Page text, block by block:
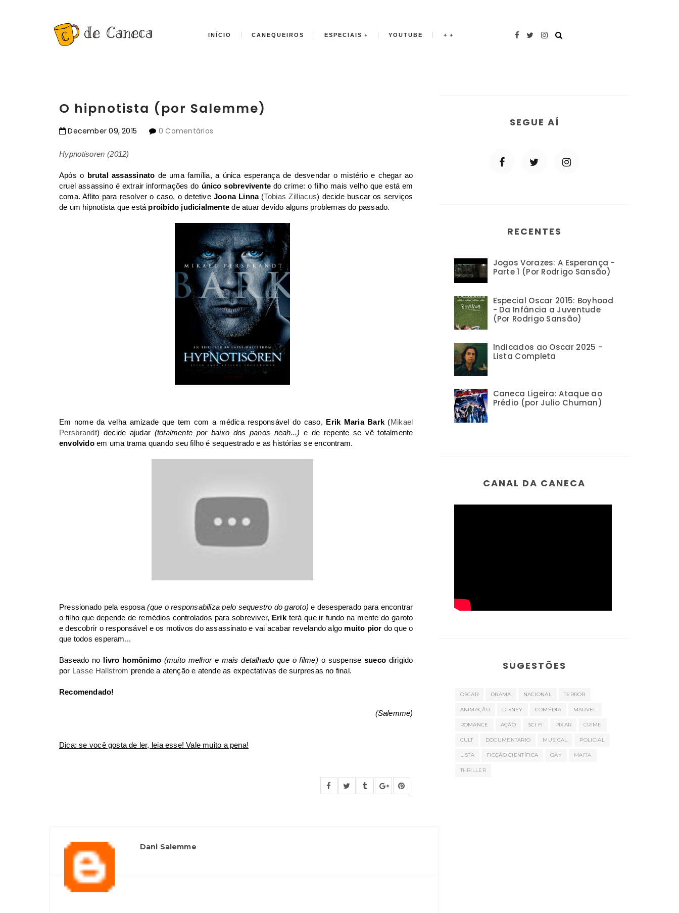
INÍCIO CANEQUEIROS ESPECIAIS YOUTUBE +
O hipnotista (por Salemme)
December 09,2015 0 Comentários
Hypnotisoren (2012)
Após o brutal assassinato de uma família, a única esperança de desvendar o mistério e chegar ao
cruel assassino é extrair informações do único sobreviventedo crime: o filho mais velho que está em
coma. Aflito para resolver o caso, o detetive Joona Linna(Tobias Zilliacus) decide buscar os serviços
de um hipnotista que está proibido judicialmente de atuar devido alguns problemas do passado.
Em nome da velha amizade que tem com a médica responsável do caso, Erik Maria Bark (Mikael
Persbrandt) decide ajudar (totalmente por baixo dos panos neah...) e de repente se vê totalmente
envolvidoem uma trama quando seu filho é sequestrado e as histórias se encontram.
Pressionado pela esposa(que o responsabiliza pelo sequestro do garoto) e desesperado para encontrar
o filho que depende de remédios controlados para sobreviver, Erikterá que ir fundo na mente do garoto
e descobrir o responsável e os motivos do assassinato e vai acabar revelando algo muito pior do que o
que todos esperam...
Baseado no livro homônimo (muito melhor e mais detalhado que o filme) o suspense sueco dirigido
por Lasse Hallstrom prende a atenção e atende as expectativas de surpresas no final.
Recomendado!
(Salemme)
Dica: se você gosta de ler, leia esse! Vale muito a pena!
Dani Salemme
SEGUE AÍ
RECENTES
Jogos Vorazes: A Esperança -
Parte 1 (Por Rodrigo Sansão)
Especial Oscar 2015: Boyhood
- Da Infância a Juventude
(Por Rodrigo Sansão)
Indicados ao Oscar 2025 -
Lista Completa
Caneca Ligeira: Ataque ao
Prédio (por Julio Chuman)
CANAL DA CANECA
SUGESTÕES
OSCAR DRAMA NACIONAL TERROR
ANIMAÇÃO DISNEY COMÉDIA MARVEL
ROMANCE AÇÃO SCI FI PIXAR CRIME
CULT DOCUMENTARIO MUSICAL POLICIAL
LISTA FICÇÃO CIENTÍFICA GAY MAFIA
THRILLER